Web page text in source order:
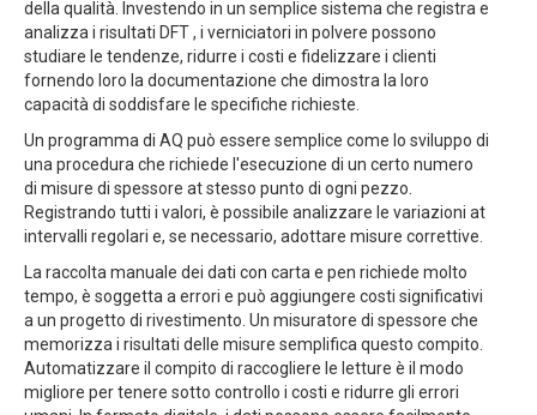
della qualità. Investendo in un semplice sistema che registra e
analizza i risultati DFT , i verniciatori in polvere possono
studiare le tendenze, ridurre i costi e fidelizzare i clienti
fornendo loro la documentazione che dimostra la loro
capacità di soddisfare le specifiche richieste.
Un programma di AQ può essere semplice come lo sviluppo di
una procedura che richiede l'esecuzione di un certo numero
di misure di spessore at stesso punto di ogni pezzo.
Registrando tutti i valori, è possibile analizzare le variazioni at
intervalli regolari e, se necessario, adottare misure correttive.
La raccolta manuale dei dati con carta e pen richiede molto
tempo, è soggetta a errori e può aggiungere costi significativi
a un progetto di rivestimento. Un misuratore di spessore che
memorizza i risultati delle misure semplifica questo compito.
Automatizzare il compito di raccogliere le letture è il modo
migliore per tenere sotto controllo i costi e ridurre gli errori